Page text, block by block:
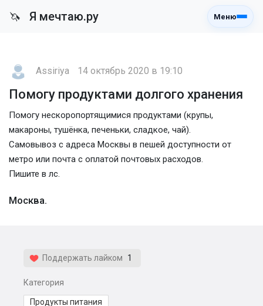
🦄 Я мечтаю.ру Меню
Assiriya 14 октябрь 2020 в 19:10
Помогу продуктами долгого хранения
Помогу нескоропортящимися продуктами (крупы,
макароны, тушёнка, печеньки, сладкое, чай).
Самовывоз с адреса Москвы в пешей доступности от
метро или почта с оплатой почтовых расходов.
Пишите в лс.
Москва.
Поддержать лайком 1
Категория
Продукты питания